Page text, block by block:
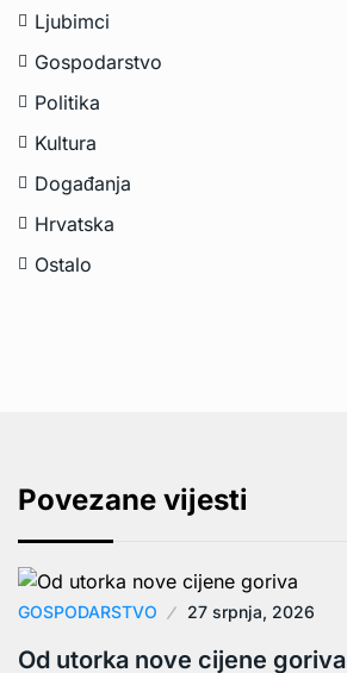
Ljubimci
Gospodarstvo
Politika
Kultura
Događanja
Hrvatska
Ostalo
Povezane vijesti
GOSPODARSTVO 27 srpnja, 2026
Od utorka nove cijene goriva